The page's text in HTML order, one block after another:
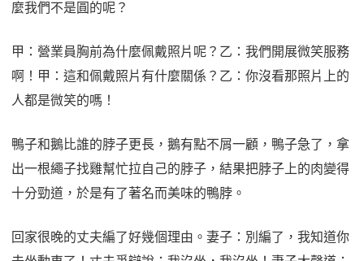
麼我們不是圓的呢？
甲：營業員胸前為什麼佩戴照片呢？乙：我們開展微笑服務
啊！甲：這和佩戴照片有什麼關係？乙：你沒看那照片上的
人都是微笑的嗎！
鴨子和鵝比誰的脖子更長，鵝有點不屑一顧，鴨子急了，拿
出一根繩子找雞幫忙拉自己的脖子，結果把脖子上的肉變得
十分勁道，於是有了著名而美味的鴨脖。
回家很晚的丈夫編了好幾個理由。妻子：別編了，我知道你